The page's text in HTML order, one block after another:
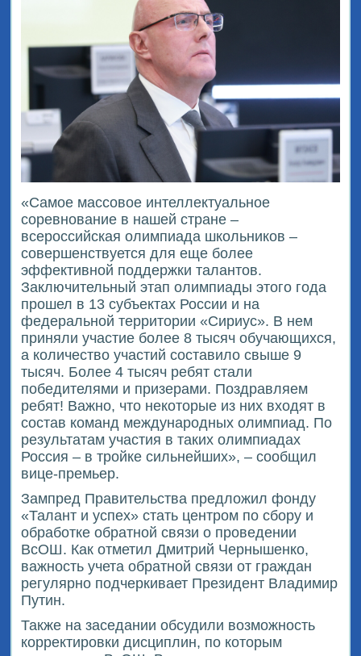
«Самое массовое интеллектуальное
соревнование в нашей стране –
всероссийская олимпиада школьников –
совершенствуется для еще более
эффективной поддержки талантов.
Заключительный этап олимпиады этого года
прошел в 13 субъектах России и на
федеральной территории «Сириус». В нем
приняли участие более 8 тысяч обучающихся,
а количество участий составило свыше 9
тысяч. Более 4 тысяч ребят стали
победителями и призерами. Поздравляем
ребят! Важно, что некоторые из них входят в
состав команд международных олимпиад. По
результатам участия в таких олимпиадах
Россия – в тройке сильнейших», – сообщил
вице-премьер.
Зампред Правительства предложил фонду
«Талант и успех» стать центром по сбору и
обработке обратной связи о проведении
ВсОШ. Как отметил Дмитрий Чернышенко,
важность учета обратной связи от граждан
регулярно подчеркивает Президент Владимир
Путин.
Также на заседании обсудили возможность
корректировки дисциплин, по которым